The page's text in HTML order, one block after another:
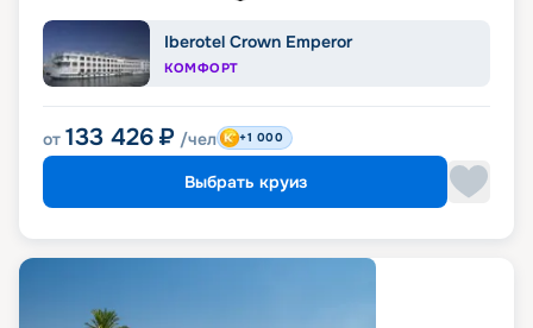
Iberotel Crown Emperor
КОМФОРТ
от 133 426 ₽ /чел +1 000
Выбрать круиз